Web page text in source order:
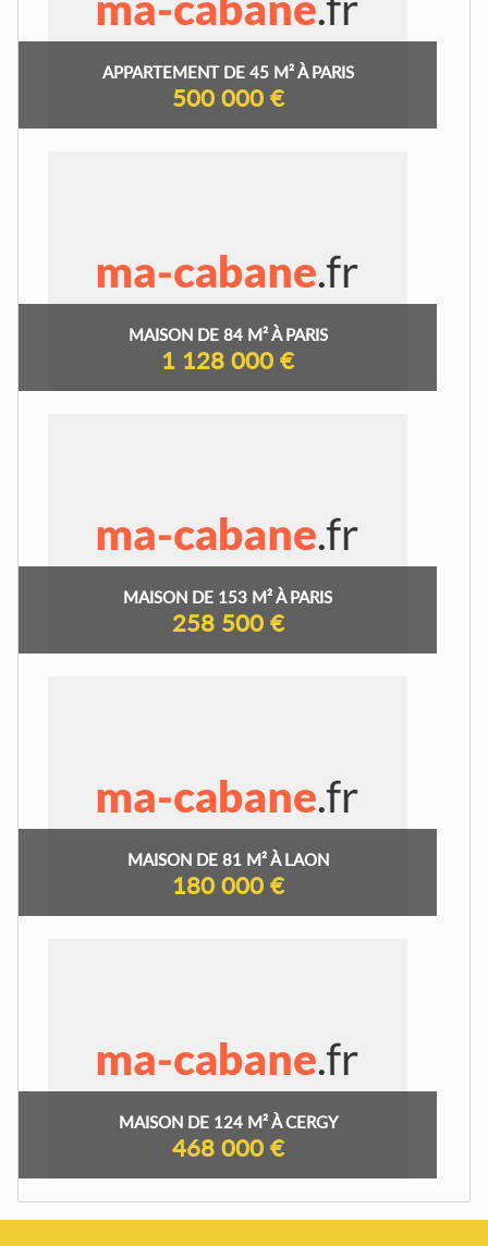
APPARTEMENT DE 45 M² À PARIS
500 000 €
MAISON DE 84 M² À PARIS
1 128 000 €
MAISON DE 153 M² À PARIS
258 500 €
MAISON DE 81 M² À LAON
180 000 €
MAISON DE 124 M² À CERGY
468 000 €